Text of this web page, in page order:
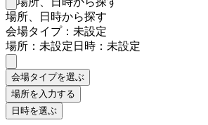
検索フォームを閉じる
場所、日時から探す
会場タイプ：未設定
場所：未設定日時：未設定
会場タイプを選ぶ
場所を入力する
日時を選ぶ